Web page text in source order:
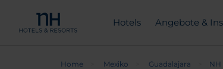
Hotels Angebote &
Home Mexiko Guadalajara NH